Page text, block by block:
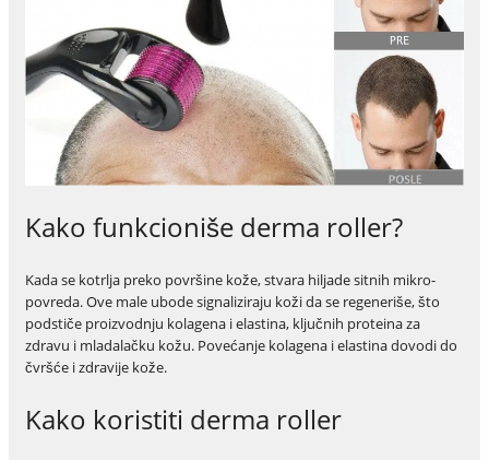
Kako funkcioniše derma roller?
Kada se kotrlja preko površine kože, stvara hiljade sitnih mikro-
povreda. Ove male ubode signaliziraju koži da se regeneriše, što
podstiče proizvodnju kolagena i elastina, ključnih proteina za
zdravu i mladalačku kožu. Povećanje kolagena i elastina dovodi do
čvršće i zdravije kože.
Kako koristiti derma roller